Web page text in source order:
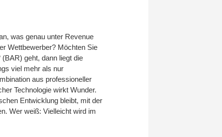
was genau unter Revenue
Wettbewerber? Möchten Sie
geht, dann liegt die
viel mehr als nur
aus professioneller
Technologie wirkt Wunder.
Entwicklung bleibt, mit der
Wer weiß: Vielleicht wird im